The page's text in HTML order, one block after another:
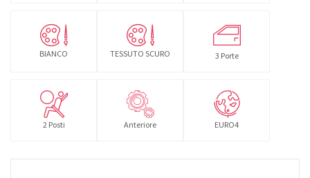
BIANCO TESSUTO SCURO 3 Porte
2 Posti Anteriore EURO4